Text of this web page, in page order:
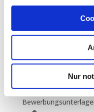
Nur
PLZ/Ort
E-Mail*
Bitte gib deine E-
Beruf
Bewerbung auf